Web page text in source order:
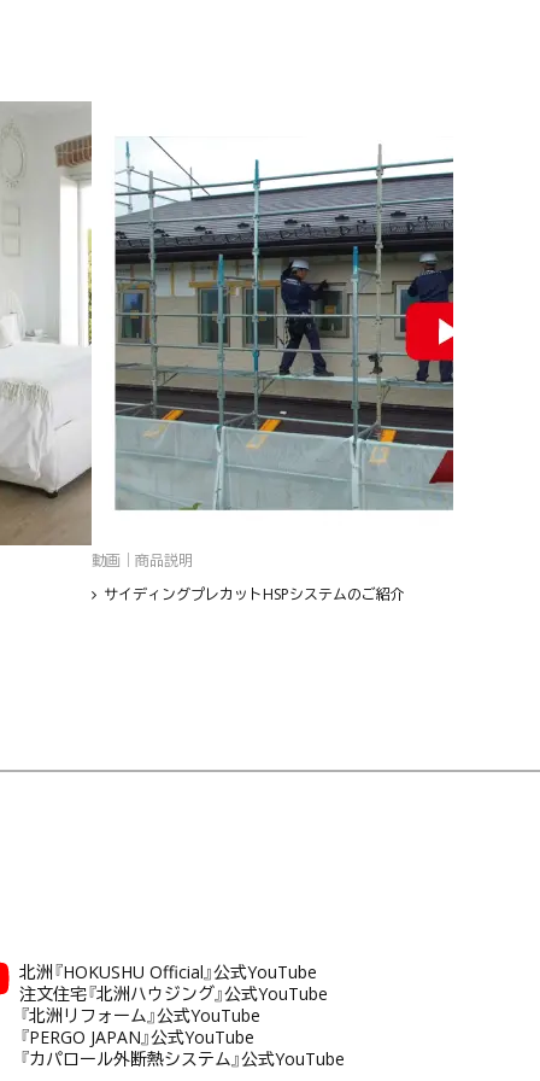
動画｜商品説明
サイディングプレカットHSPシステムのご紹介
北洲『HOKUSHU Official』公式YouTube
注文住宅『北洲ハウジング』公式YouTube
『北洲リフォーム』公式YouTube
『PERGO JAPAN』公式YouTube
『カパロール外断熱システム』公式YouTube